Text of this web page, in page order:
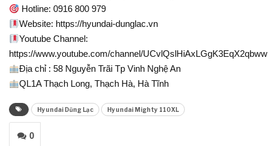
Hotline: 0916 800 979
Website: https://hyundai-dunglac.vn
Youtube Channel:
https://www.youtube.com/channel/UCvlQslHiAxLGgK3EqX2qbww
Địa chỉ : 58 Nguyễn Trãi Tp Vinh Nghệ An
QL1A Thạch Long, Thạch Hà, Hà Tĩnh
Hyundai Dũng Lạc Hyundai Mighty 110XL
0